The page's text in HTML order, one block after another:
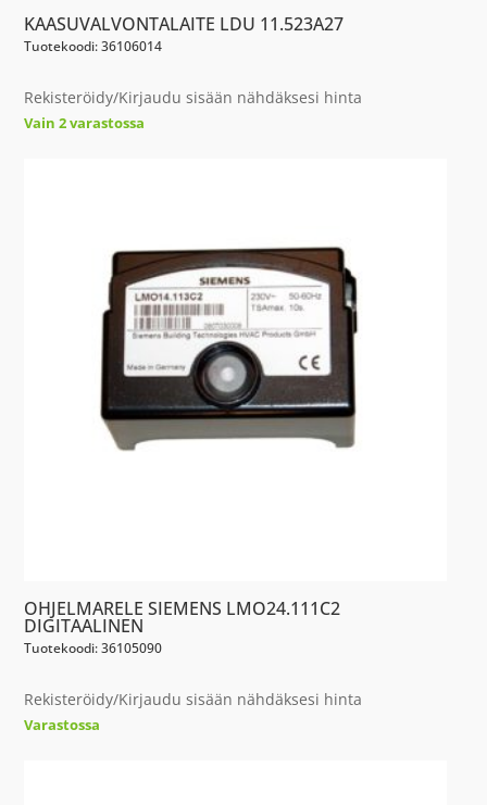
KAASUVALVONTALAITE LDU 11.523A27
Tuotekoodi: 36106014
Rekisteröidy/Kirjaudu sisään nähdäksesi hinta
Vain 2 varastossa
OHJELMARELE SIEMENS LMO24.111C2
DIGITAALINEN
Tuotekoodi: 36105090
Rekisteröidy/Kirjaudu sisään nähdäksesi hinta
Varastossa